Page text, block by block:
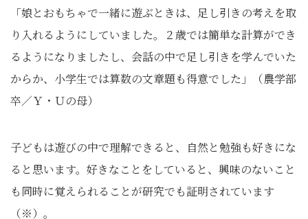
「娘とおもちゃで一緒に遊ぶときは、足し引きの考えを取
り入れるようにしていました。２歳では簡単な計算ができ
るようになりましたし、会話の中で足し引きを学んでいた
からか、小学生では算数の文章題も得意でした」（農学部
卒／Ｙ・Ｕの母）
子どもは遊びの中で理解できると、自然と勉強も好きにな
ると思います。好きなことをしていると、興味のないこと
も同時に覚えられることが研究でも証明されています
（※）。